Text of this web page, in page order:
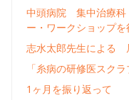
中頭病院 集中治療科
ー・ワークショップを
志水太郎先生による
「糸病の研修医スク
1ヶ月を振り返って